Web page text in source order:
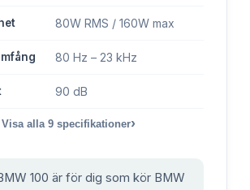
80W RMS / 160W max
80 Hz – 23 kHz
90 dB
Visa alla 9specifikationer›
100 är för dig som kör BMW